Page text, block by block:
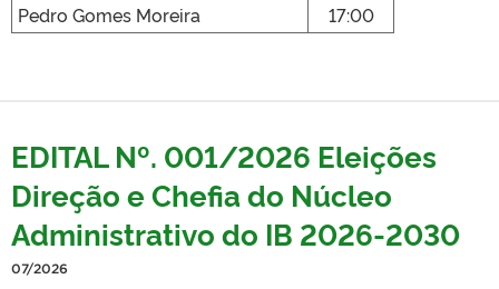
Pedro Gomes Moreira
17:00
EDITAL Nº. 001/2026 Eleições
Direção e Chefia do Núcleo
Administrativo do IB 2026-2030
07/2026